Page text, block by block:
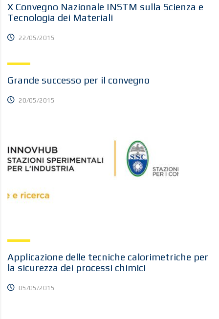
X Convegno Nazionale INSTM sulla Scienza e
Tecnologia dei Materiali
22/05/2015
Grande successo per il convegno
20/05/2015
Applicazione delle tecniche calorimetriche per
la sicurezza dei processi chimici
05/05/2015